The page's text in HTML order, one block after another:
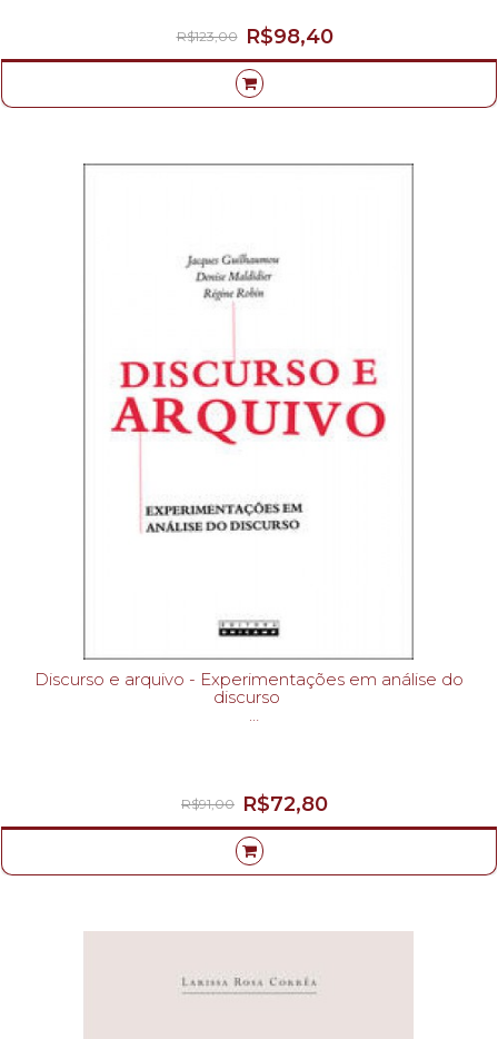
R$98,40
R$123,00
Discurso e arquivo - Experimentações em análise do
discurso
R$72,80
R$91,00